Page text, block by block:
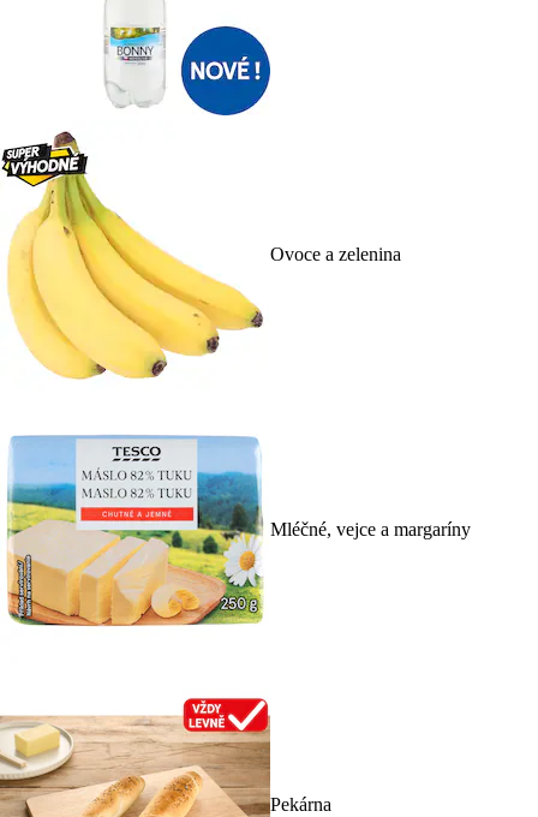
Ovoce a zelenina
Mléčné, vejce a margaríny
Pekárna